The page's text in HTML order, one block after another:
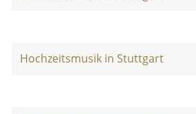
Hochzeitsmusik in Stuttgart